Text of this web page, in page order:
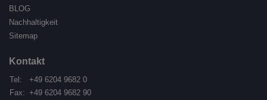
BLOG
Nachhaltigkeit
Sitemap
Kontakt
Tel:
+49 6204 9682 0
Fax: +49 6204 9682 90